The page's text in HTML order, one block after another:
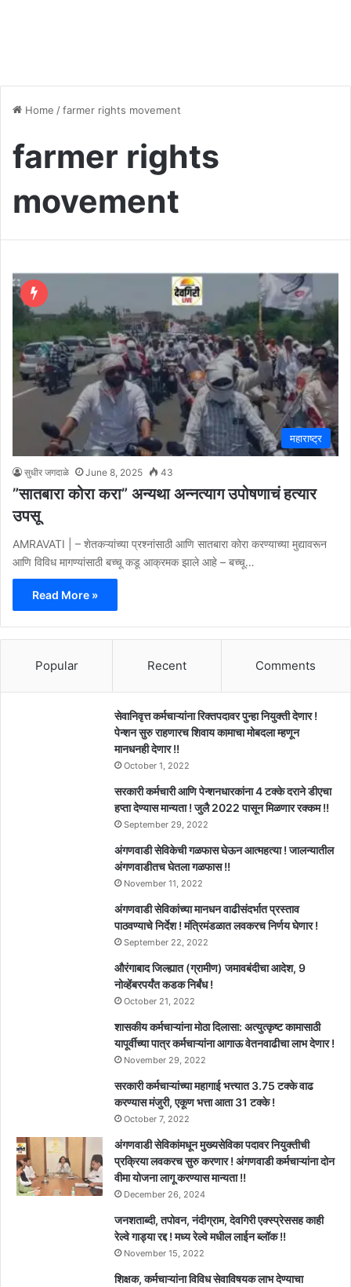
Home /farmer rights movement
farmer rights
movement
महाराष्ट्र
सुधीर जगदाळे June 8, 2025 43
”सातबारा कोरा करा” अन्यथा अन्नत्याग उपोषणाचं हत्यार
उपसू
AMRAVATI | – शेतकऱ्यांच्या प्रश्नांसाठी आणि सातबारा कोरा करण्याच्या मुद्यावरून
आणि विविध मागण्यांसाठी बच्चू कडू आक्रमक झाले आहे – बच्चू…
Read More »
Popular Recent Comments
सेवानिवृत्त कर्मचाऱ्यांना रिक्तपदावर पुन्हा नियुक्ती देणार !
पेन्शन सुरु राहणारच शिवाय कामाचा मोबदला म्हणून
मानधनही देणार !!
October 1, 2022
सरकारी कर्मचारी आणि पेन्शनधारकांना 4 टक्के दराने डीएचा
हप्ता देण्यास मान्यता ! जुलै 2022 पासून मिळणार रक्कम !!
September 29, 2022
अंगणवाडी सेविकेची गळफास घेऊन आत्महत्या ! जालन्यातील
अंगणवाडीतच घेतला गळफास !!
November 11, 2022
अंगणवाडी सेविकांच्या मानधन वाढीसंदर्भात प्रस्ताव
पाठवण्याचे निर्देश ! मंत्रिमंडळात लवकरच निर्णय घेणार !
September 22, 2022
औरंगाबाद जिल्ह्यात (ग्रामीण) जमावबंदीचा आदेश, 9
नोव्हेंबरपर्यंत कडक निर्बंध !
October 21, 2022
शासकीय कर्मचाऱ्यांना मोठा दिलासा: अत्युत्कृष्ट कामासाठी
यापूर्वीच्या पात्र कर्मचाऱ्यांना आगाऊ वेतनवाढीचा लाभ देणार !
November 29, 2022
सरकारी कर्मचाऱ्यांच्या महागाई भत्त्यात 3.75 टक्के वाढ
करण्यास मंजुरी, एकूण भत्ता आता 31 टक्के !
October 7, 2022
अंगणवाडी सेविकांमधून मुख्यसेविका पदावर नियुक्तीची
प्रक्रिया लवकरच सुरु करणार ! अंगणवाडी कर्मचाऱ्यांना दोन
वीमा योजना लागू करण्यास मान्यता !!
December 26, 2024
जनशताब्दी, तपोवन, नंदीग्राम, देवगिरी एक्स्प्रेससह काही
रेल्वे गाड्या रद्द ! मध्य रेल्वे मधील लाईन ब्लॉक !!
November 15, 2022
शिक्षक, कर्मचाऱ्यांना विविध सेवाविषयक लाभ देण्याचा